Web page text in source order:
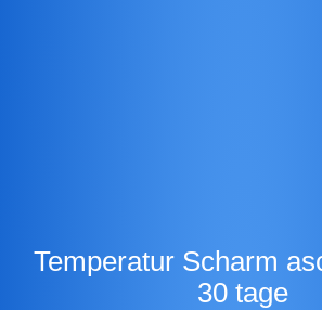
Temperatur Scharm asch-Schaich
30 tage